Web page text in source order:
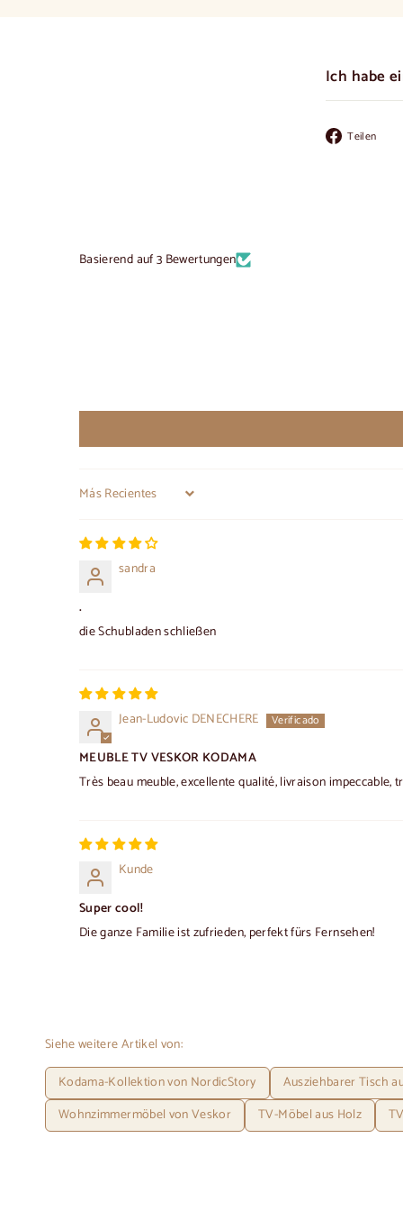
Ich habe
Teilen
Basierend auf 3 Bewertungen
Sort by
sandra
.
die Schubladen schließen
Jean-Ludovic DENECHERE
MEUBLE TV VESKOR KODAMA
Très beau meuble, excellente qualité, livraison impeccable,
Kunde
Super cool!
Die ganze Familie ist zufrieden, perfekt fürs Fernsehen!
Siehe weitere Artikel von:
Kodama-Kollektion von NordicStory
Ausziehbarer Tisch
Wohnzimmermöbel von Veskor
TV-Möbel aus Holz